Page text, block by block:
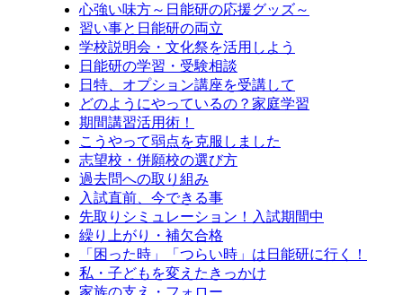
心強い味方～日能研の応援グッズ～
習い事と日能研の両立
学校説明会・文化祭を活用しよう
日能研の学習・受験相談
日特、オプション講座を受講して
どのようにやっているの？家庭学習
期間講習活用術！
こうやって弱点を克服しました
志望校・併願校の選び方
過去問への取り組み
入試直前、今できる事
先取りシミュレーション！入試期間中
繰り上がり・補欠合格
「困った時」「つらい時」は日能研に行く！
私・子どもを変えたきっかけ
家族の支え・フォロー